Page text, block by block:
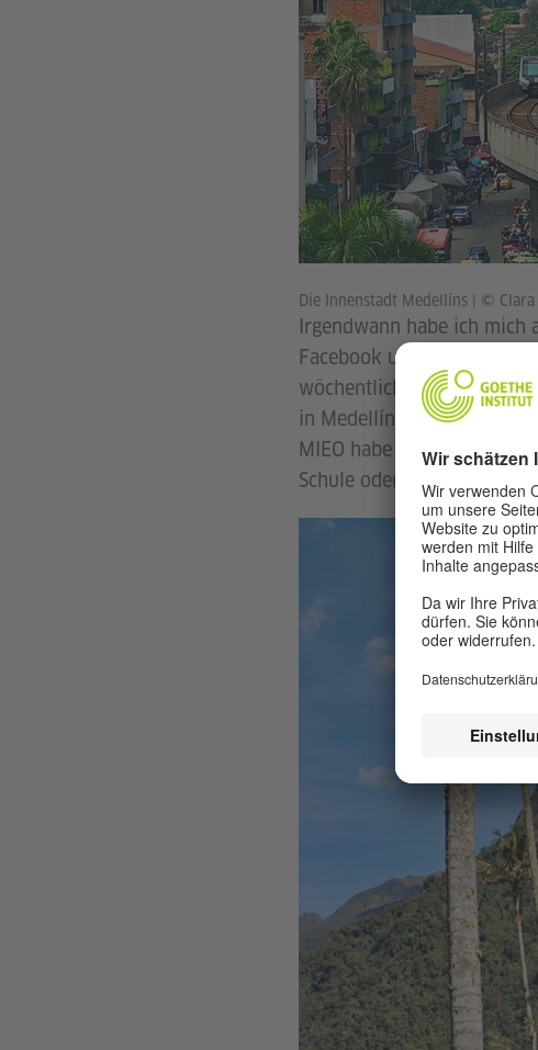
Die Innenstadt Medellíns © Clara
Irgendwann habe ich mich
Facebook und Instagram
wöchentlich verschiedene
in Medellín. Von
MIEO habe ich dann auch
Schule oder am